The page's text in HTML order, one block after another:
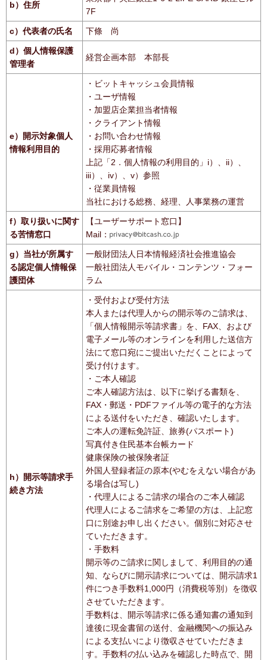
b）住所
7F
c）代表者の氏名 下條 尚
d）個人情報保護
管理者
経営企画本部 本部長
e）開示対象個人
情報利用目的
・ビットキャッシュ会員情報
・ユーザ情報
・加盟店企業担当者情報
・クライアント情報
・お問い合わせ情報
・採用応募者情報
上記「2．個人情報の利用目的」i）、ii）、
iii）、iv）、v）参照
・従業員情報
当社における総務、経理、人事業務の運営
f）取り扱いに関す
る苦情窓口
【ユーザーサポート窓口】
Mail：
g）当社が所属す
る認定個人情報保
護団体
一般財団法人日本情報経済社会推進協会
一般社団法人モバイル・コンテンツ・フォー
ラム
h）開示等請求手
続き方法
・受付および受付方法
本人または代理人からの開示等のご請求は、
「個人情報開示等請求書」を、FAX、および
電子メール等のオンラインを利用した送信方
法にて窓口宛にご提出いただくことによって
受け付けます。
・ご本人確認
ご本人確認方法は、以下に挙げる書類を、
FAX・郵送・PDFファイル等の電子的な方法
による送付をいただき、確認いたします。
ご本人の運転免許証、旅券(パスポート)
写真付き住民基本台帳カード
健康保険の被保険者証
外国人登録者証の原本(やむをえない場合があ
る場合は写し)
・代理人によるご請求の場合のご本人確認
代理人によるご請求をご希望の方は、上記窓
口に別途お申し出ください。個別に対応させ
ていただきます。
・手数料
開示等のご請求に関しまして、利用目的の通
知、ならびに開示請求については、開示請求1
件につき手数料1,000円（消費税等別）を徴収
させていただきます。
手数料は、開示等請求に係る通知書の通知到
達後に現金書留の送付、金融機関への振込み
による支払いにより徴収させていただきま
す。手数料の払い込みを確認した時点で、開